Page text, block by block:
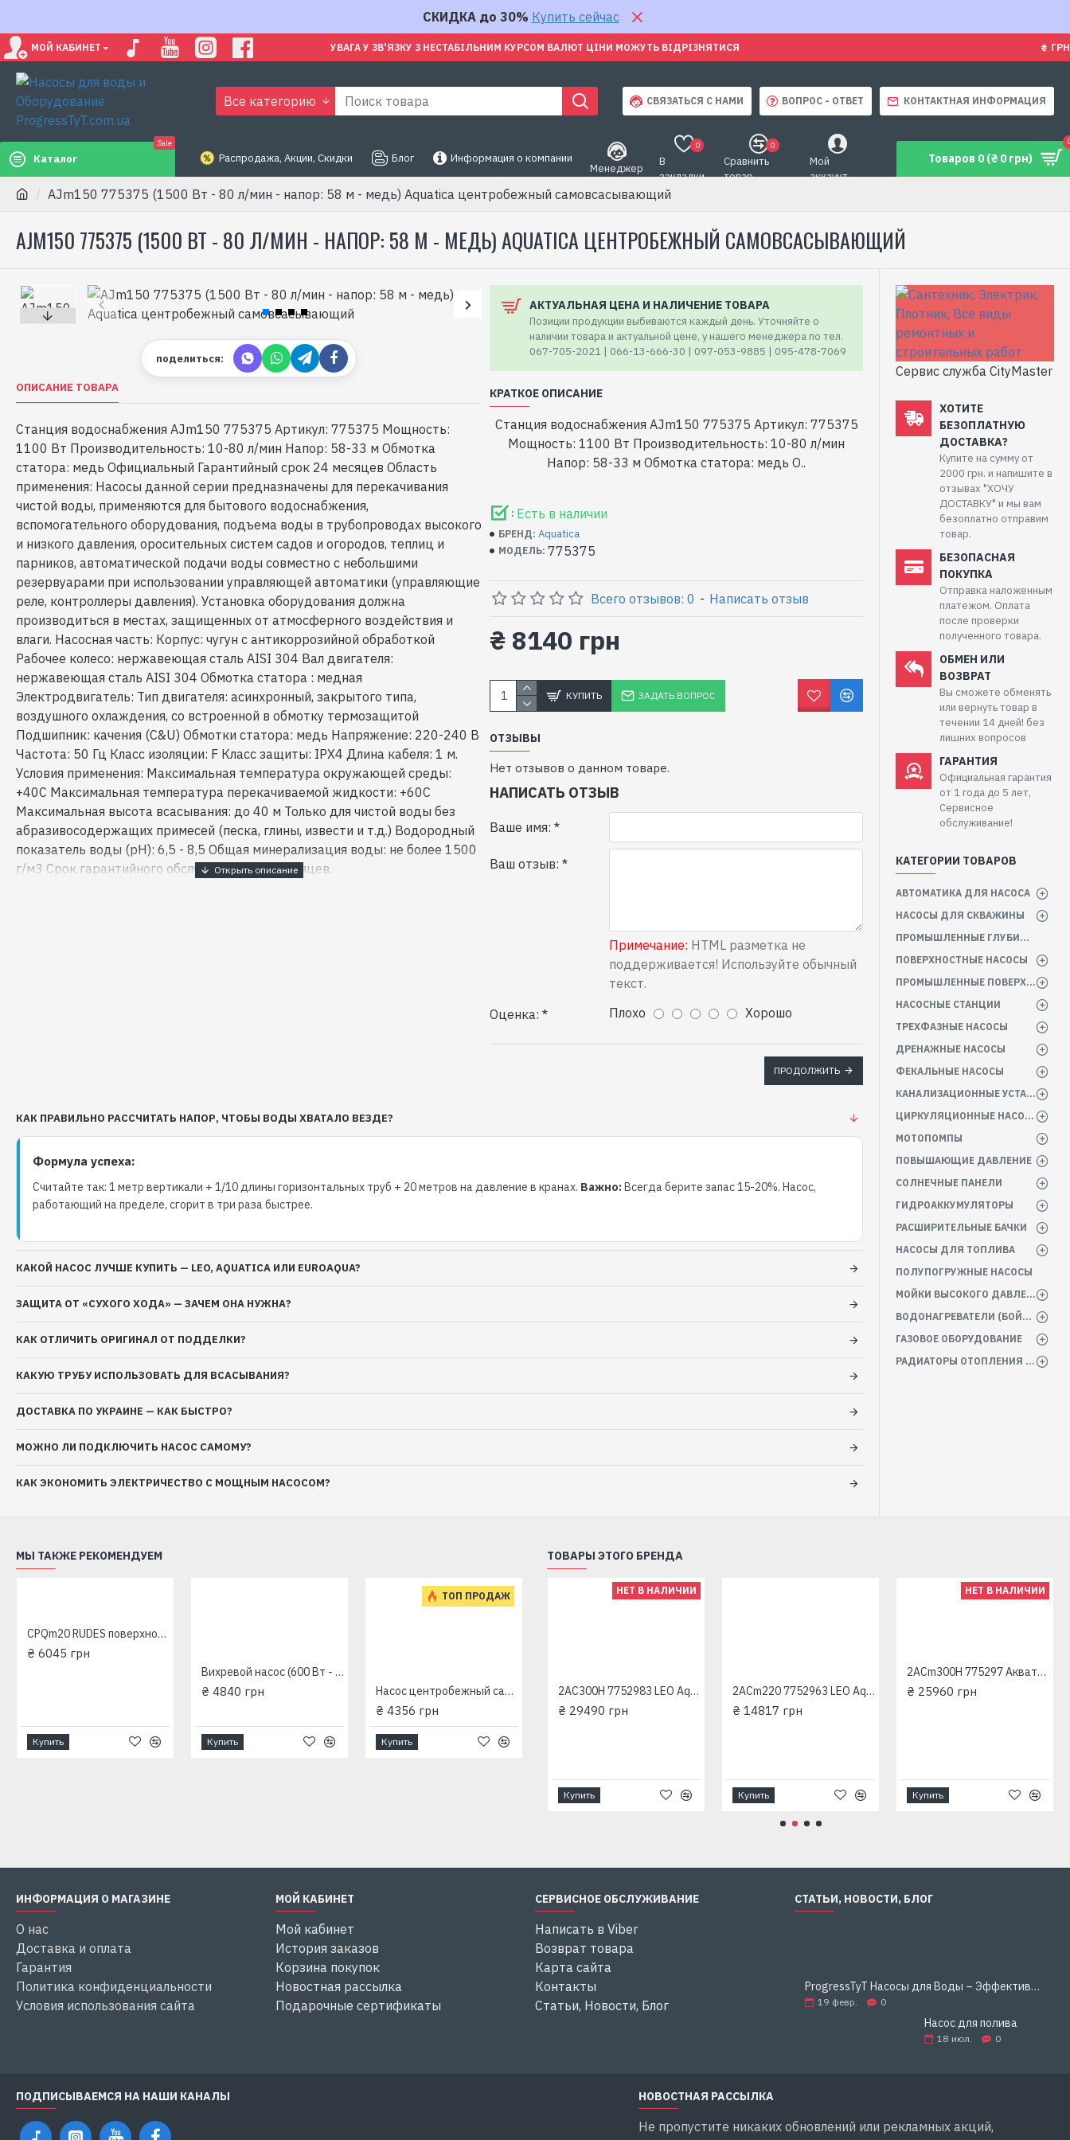
СКИДКА до 30% Купить сейчас
МОЙ КАБИНЕТ УВАГА У ЗВ'ЯЗКУ З НЕСТАБІЛЬНИМ КУРСОМ ВАЛЮТ ЦІНИ МОЖУТЬ ВІДРІЗНЯТИСЯ ₴ ГРН
Все категорию СВЯЗАТЬСЯ С НАМИ ВОПРОС - ОТВЕТ КОНТАКТНАЯ ИНФОРМАЦИЯ
Каталог
Sale
Распродажа, Акции, Скидки Блог Информация о компании
Менеджер
В
закладки
0
Сравнить
товар
0
Мой
аккаунт
Товаров 0 (₴ 0 грн)
AJm150 775375 (1500 Вт - 80 л/мин - напор: 58 м - медь) Aquatica центробежный самовсасывающий
AJM150 775375 (1500 ВТ - 80 Л/МИН - НАПОР: 58 М - МЕДЬ) AQUATICA ЦЕНТРОБЕЖНЫЙ САМОВСАСЫВАЮЩИЙ
поделиться:
ОПИСАНИЕ ТОВАРА
Станция водоснабжения AJm150 775375 Артикул: 775375 Мощность:
1100 Вт Производительность: 10-80 л/мин Напор: 58-33 м Обмотка
статора: медь Официальный Гарантийный срок 24 месяцев Область
применения: Насосы данной серии предназначены для перекачивания
чистой воды, применяются для бытового водоснабжения,
вспомогательного оборудования, подъема воды в трубопроводах высокого
и низкого давления, оросительных систем садов и огородов, теплиц и
парников, автоматической подачи воды совместно с небольшими
резервуарами при использовании управляющей автоматики (управляющие
реле, контроллеры давления). Установка оборудования должна
производиться в местах, защищенных от атмосферного воздействия и
влаги. Насосная часть: Корпус: чугун с антикоррозийной обработкой
Рабочее колесо: нержавеющая сталь AISI 304 Вал двигателя:
нержавеющая сталь AISI 304 Обмотка статора : медная
Электродвигатель: Тип двигателя: асинхронный, закрытого типа,
воздушного охлаждения, со встроенной в обмотку термозащитой
Подшипник: качения (C&U) Обмотки статора: медь Напряжение: 220-240 В
Частота: 50 Гц Класс изоляции: F Класс защиты: IPX4 Длина кабеля: 1 м.
Условия применения: Максимальная температура окружающей среды:
+40С Максимальная температура перекачиваемой жидкости: +60С
Максимальная высота всасывания: до 40 м Только для чистой воды без
абразивосодержащих примесей (песка, глины, извести и т.д.) Водородный
показатель воды (рН): 6,5 - 8,5 Общая минерализация воды: не более 1500
г/м3 Срок гарантийного обслуживания: 24 месяцев.
АКТУАЛЬНАЯ ЦЕНА И НАЛИЧЕНИЕ ТОВАРА
Позиции продукции выбиваются каждый день. Уточняйте о
наличии товара и актуальной цене, у нашего менеджера по тел.
067-705-2021 | 066-13-666-30 | 097-053-9885 | 095-478-7069
КРАТКОЕ ОПИСАНИЕ
Станция водоснабжения AJm150 775375 Артикул: 775375
Мощность: 1100 Вт Производительность: 10-80 л/мин
Напор: 58-33 м Обмотка статора: медь О..
: Есть в наличии
БРЕНД: Aquatica
МОДЕЛЬ: 775375
Всего отзывов: 0 - Написать отзыв
₴ 8140 грн
КУПИТЬ ЗАДАТЬ ВОПРОС
ОТЗЫВЫ
Нет отзывов о данном товаре.
НАПИСАТЬ ОТЗЫВ
Ваше имя:
Ваш отзыв:
Примечание: HTML разметка не
поддерживается! Используйте обычный
текст.
Оценка:
Плохо Хорошо
ПРОДОЛЖИТЬ
КАК ПРАВИЛЬНО РАССЧИТАТЬ НАПОР, ЧТОБЫ ВОДЫ ХВАТАЛО ВЕЗДЕ?
Формула успеха:
Считайте так: 1 метр вертикали + 1/10 длины горизонтальных труб + 20 метров на давление в кранах. Важно:Всегда берите запас 15-20%. Насос,
работающий на пределе, сгорит в три раза быстрее.
КАКОЙ НАСОС ЛУЧШЕ КУПИТЬ — LEO, AQUATICA ИЛИ EUROAQUA?
ЗАЩИТА ОТ «СУХОГО ХОДА» — ЗАЧЕМ ОНА НУЖНА?
КАК ОТЛИЧИТЬ ОРИГИНАЛ ОТ ПОДДЕЛКИ?
КАКУЮ ТРУБУ ИСПОЛЬЗОВАТЬ ДЛЯ ВСАСЫВАНИЯ?
ДОСТАВКА ПО УКРАИНЕ — КАК БЫСТРО?
МОЖНО ЛИ ПОДКЛЮЧИТЬ НАСОС САМОМУ?
КАК ЭКОНОМИТЬ ЭЛЕКТРИЧЕСТВО С МОЩНЫМ НАСОСОМ?
Сервис служба CityMaster
ХОТИТЕ
БЕЗОПЛАТНУЮ
ДОСТАВКА?
Купите на сумму от
2000 грн. и напишите в
отзывах "ХОЧУ
ДОСТАВКУ" и мы вам
безоплатно отправим
товар.
БЕЗОПАСНАЯ
ПОКУПКА
Отправка наложенным
платежом. Оплата
после проверки
полученного товара.
ОБМЕН ИЛИ
ВОЗВРАТ
Вы сможете обменять
или вернуть товар в
течении 14 дней! без
лишних вопросов
ГАРАНТИЯ
Официальная гарантия
от 1 года до 5 лет,
Сервисное
обслуживание!
КАТЕГОРИИ ТОВАРОВ
АВТОМАТИКА ДЛЯ НАСОСА
НАСОСЫ ДЛЯ СКВАЖИНЫ
ПРОМЫШЛЕННЫЕ ГЛУБИННЫЕ НАСОСЫ
ПОВЕРХНОСТНЫЕ НАСОСЫ
ПРОМЫШЛЕННЫЕ ПОВЕРХНОСТНЫЕ НАСОСЫ
НАСОСНЫЕ СТАНЦИИ
ТРЕХФАЗНЫЕ НАСОСЫ
ДРЕНАЖНЫЕ НАСОСЫ
ФЕКАЛЬНЫЕ НАСОСЫ
КАНАЛИЗАЦИОННЫЕ УСТАНОВКИ
ЦИРКУЛЯЦИОННЫЕ НАСОСЫ
МОТОПОМПЫ
ПОВЫШАЮЩИЕ ДАВЛЕНИЕ
СОЛНЕЧНЫЕ ПАНЕЛИ
ГИДРОАККУМУЛЯТОРЫ
РАСШИРИТЕЛЬНЫЕ БАЧКИ
НАСОСЫ ДЛЯ ТОПЛИВА
ПОЛУПОГРУЖНЫЕ НАСОСЫ
МОЙКИ ВЫСОКОГО ДАВЛЕНИЯ
ВОДОНАГРЕВАТЕЛИ (БОЙЛЕРА)
ГАЗОВОЕ ОБОРУДОВАНИЕ
РАДИАТОРЫ ОТОПЛЕНИЯ БАТАРЕИ
МЫ ТАКЖЕ РЕКОМЕНДУЕМ
CPQm20 RUDES поверхностный насос
₴ 6045 грн
Купить
Вихревой насос (600 Вт - 50 л/мин - напор: 60 м - медь) LEO Aquatica APm60 775133
₴ 4840 грн
Купить
ТОП ПРОДАЖ
Насос центробежный самовсасывающий Aquаtica LKJ-600P(775301)+600Вт+50л/мин+31м
₴ 4356 грн
Купить
ТОВАРЫ ЭТОГО БРЕНДА
НЕТ В НАЛИЧИИ
₴ 29084 грн
НЕТ В НАЛИЧИИ
2AC300H 7752983 LEO Aquatica трехфазный насос центробежный многоступенчатый
₴ 29490 грн
Купить
2ACm220 7752963 LEO Aquatica трехфазный насос центробежный многоступенчатый
₴ 14817 грн
Купить
НЕТ В НАЛИЧИИ
2ACm300H 775297 Акватика однофазный насос центробежный многоступенчатый
₴ 25960 грн
Купить
ИНФОРМАЦИЯ О МАГАЗИНЕ
О нас
Доставка и оплата
Гарантия
Политика конфиденциальности
Условия использования сайта
МОЙ КАБИНЕТ
Мой кабинет
История заказов
Корзина покупок
Новостная рассылка
Подарочные сертификаты
СЕРВИСНОЕ ОБСЛУЖИВАНИЕ
Написать в Viber
Возврат товара
Карта сайта
Контакты
Статьи, Новости, Блог
СТАТЬИ, НОВОСТИ, БЛОГ
ProgressTyT Насосы для Воды – Эффективное и Надёжное Решение для Дома и Бизнеса
19 февр. 0
Насос для полива
18 июл. 0
ПОДПИСЫВАЕМСЯ НА НАШИ КАНАЛЫ НОВОСТНАЯ РАССЫЛКА
Не пропустите никаких обновлений или рекламных акций,